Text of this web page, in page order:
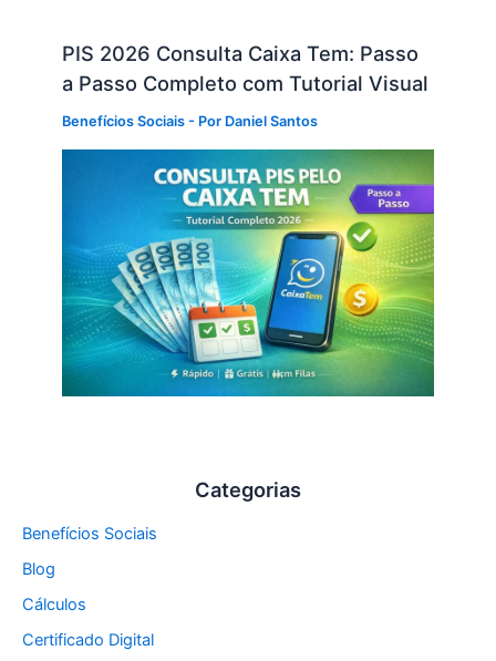
PIS 2026 Consulta Caixa Tem: Passo
a Passo Completo com Tutorial Visual
Benefícios Sociais - Por Daniel Santos
Categorias
Benefícios Sociais
Blog
Cálculos
Certificado Digital